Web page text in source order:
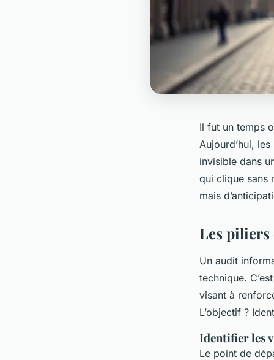
Il fut un temps
Aujourd’hui,
invisible dans
qui clique sans
mais
Les piliers
Un audit
technique.
visant à
L’objectif ?
Identifier les
Le point de